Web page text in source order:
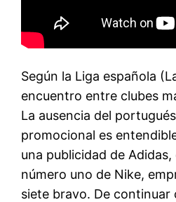
Según la Liga española
encuentro entre clubes
La ausencia del
promocional es
una publicidad de
número uno de Nike,
siete bravo. De continuar